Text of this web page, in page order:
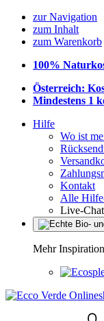
zur Navigation
zum Inhalt
zum Warenkorb
100%
Österreich:
Mindestens 1
Hilfe
Wo ist
Kontakt
Alle
Live-Chat
Mehr Inspiration